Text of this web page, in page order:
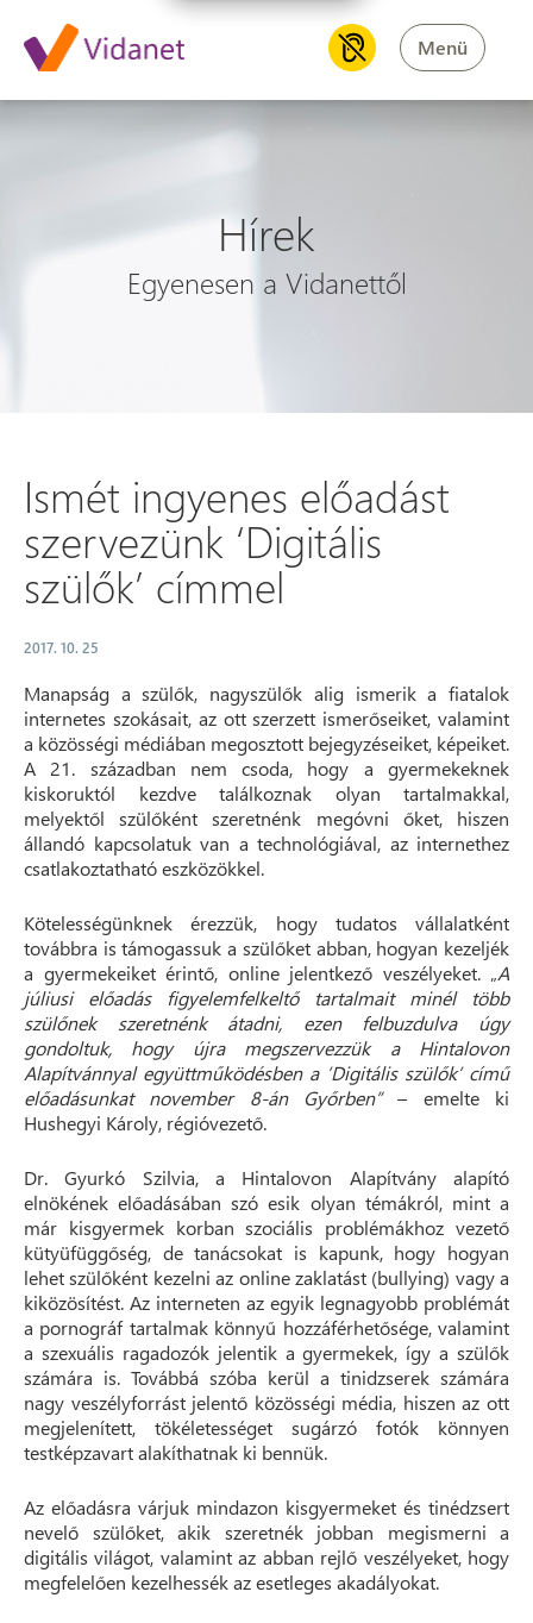
Menü
Hírek
Egyenesen a Vidanettől
Ismét ingyenes előadást
szervezünk ‘Digitális
szülők’ címmel
2017. 10. 25
Manapság a szülők, nagyszülők alig ismerik a fiatalok
internetes szokásait, az ott szerzett ismerőseiket, valamint
a közösségi médiában megosztott bejegyzéseiket, képeiket.
A 21. században nem csoda, hogy a gyermekeknek
kiskoruktól kezdve találkoznak olyan tartalmakkal,
melyektől szülőként szeretnénk megóvni őket, hiszen
állandó kapcsolatuk van a technológiával, az internethez
csatlakoztatható eszközökkel.
Kötelességünknek érezzük, hogy tudatos vállalatként
továbbra is támogassuk a szülőket abban, hogyan kezeljék
a gyermekeiket érintő, online jelentkező veszélyeket. „A
júliusi előadás figyelemfelkeltő tartalmait minél több
szülőnek szeretnénk átadni, ezen felbuzdulva úgy
gondoltuk, hogy újra megszervezzük a Hintalovon
Alapítvánnyal együttműködésben a ’Digitális szülők’ című
előadásunkat november 8-án Győrben”– emelte ki
Hushegyi Károly, régióvezető.
Dr. Gyurkó Szilvia, a Hintalovon Alapítvány alapító
elnökének előadásában szó esik olyan témákról, mint a
már kisgyermek korban szociális problémákhoz vezető
kütyüfüggőség, de tanácsokat is kapunk, hogy hogyan
lehet szülőként kezelni az online zaklatást (bullying) vagy a
kiközösítést. Az interneten az egyik legnagyobb problémát
a pornográf tartalmak könnyű hozzáférhetősége, valamint
a szexuális ragadozók jelentik a gyermekek, így a szülők
számára is. Továbbá szóba kerül a tinidzserek számára
nagy veszélyforrást jelentő közösségi média, hiszen az ott
megjelenített, tökéletességet sugárzó fotók könnyen
testképzavart alakíthatnak ki bennük.
Az előadásra várjuk mindazon kisgyermeket és tinédzsert
nevelő szülőket, akik szeretnék jobban megismerni a
digitális világot, valamint az abban rejlő veszélyeket, hogy
megfelelően kezelhessék az esetleges akadályokat.